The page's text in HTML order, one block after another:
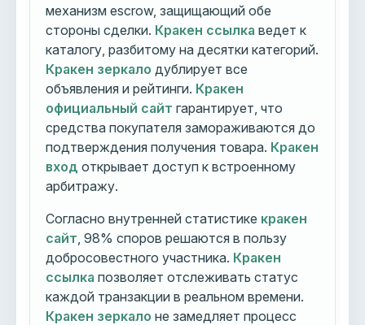
механизм escrow, защищающий обе
стороны сделки. Кракен ссылка ведет к
каталогу, разбитому на десятки категорий.
Кракен зеркало дублирует все
объявления и рейтинги. Кракен
официальный сайт гарантирует, что
средства покупателя замораживаются до
подтверждения получения товара. Кракен
вход открывает доступ к встроенному
арбитражу.
Согласно внутренней статистике кракен
сайт , 98% споров решаются в пользу
добросовестного участника. Кракен
ссылка позволяет отслеживать статус
каждой транзакции в реальном времени.
Кракен зеркало не замедляет процесс